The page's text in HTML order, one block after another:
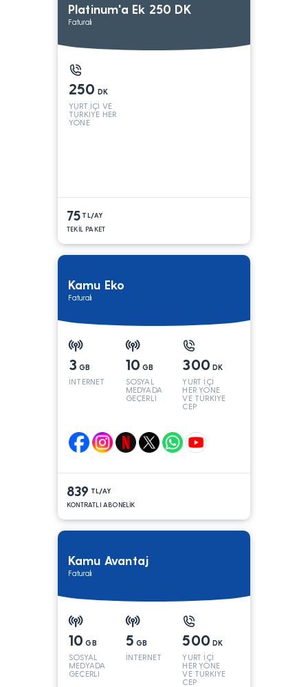
Platinum'a Ek 250 DK
Faturalı
250 DK
YURT İÇİ VE
TÜRKİYE HER
YÖNE
75 TL/AY
TEKİL PAKET
Kamu Eko
Faturalı
3 GB
İNTERNET
10 GB
SOSYAL
MEDYADA
GEÇERLİ
300 DK
YURT İÇİ
HER YÖNE
VE TÜRKİYE
CEP
839 TL/AY
KONTRATLI ABONELİK
Kamu Avantaj
Faturalı
10 GB
SOSYAL
MEDYADA
GEÇERLİ
5 GB
İNTERNET
500 DK
YURT İÇİ
HER YÖNE
VE TÜRKİYE
CEP